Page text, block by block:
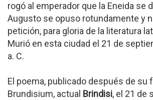
rogó al emperador que la Eneida se
Augusto se opuso rotundamente y
petición, para gloria de la literatura
Murió en esta ciudad el 21 de
a. C.
El poema, publicado después de su
Brundisium, actual Brindisi, el 21 de